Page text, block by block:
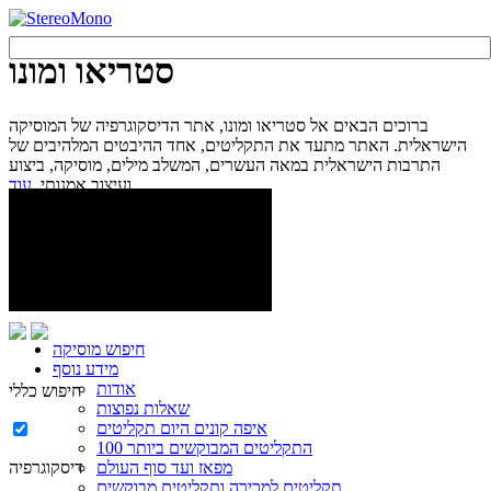
סטריאו ומונו
ברוכים הבאים אל סטריאו ומונו, אתר הדיסקוגרפיה של המוסיקה
הישראלית. האתר מתעד את התקליטים, אחד ההיבטים המלהיבים של
התרבות הישראלית במאה העשרים, המשלב מילים, מוסיקה, ביצוע
ועיצוב אמנותי.עוד...
חיפוש מוסיקה
מידע נוסף
אודות
שאלות נפוצות
איפה קונים היום תקליטים
100 התקליטים המבוקשים ביותר
מפאז ועד סוף העולם
תקליטים למכירה ותקליטים מבוקשים
חיפוש כללי
דיסקוגרפיה